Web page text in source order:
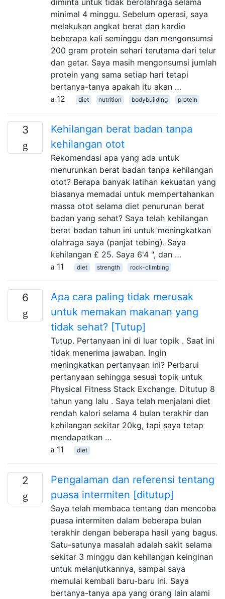
minimal 4 minggu. Sebelum operasi, saya
melakukan angkat berat dan kardio
beberapa kali seminggu dan mengonsumsi
200 gram protein sehari terutama dari telur
dan getar. Saya masih mengonsumsi jumlah
protein yang sama setiap hari tetapi
bertanya-tanya apakah itu akan …
12
diet nutrition bodybuilding protein
3
Kehilangan berat badan tanpa
kehilangan otot
Rekomendasi apa yang ada untuk
menurunkan berat badan tanpa kehilangan
otot? Berapa banyak latihan kekuatan yang
biasanya memadai untuk mempertahankan
massa otot selama diet penurunan berat
badan yang sehat? Saya telah kehilangan
berat badan tahun ini untuk meningkatkan
olahraga saya (panjat tebing). Saya
kehilangan £ 25. Saya 6'4 ", dan …
11
diet strength rock-climbing
6
Apa cara paling tidak merusak
untuk memakan makanan yang
tidak sehat? [Tutup]
Tutup. Pertanyaan ini di luar topik . Saat ini
tidak menerima jawaban. Ingin
meningkatkan pertanyaan ini? Perbarui
pertanyaan sehingga sesuai topik untuk
Physical Fitness Stack Exchange. Ditutup 8
tahun yang lalu . Saya telah menjalani diet
rendah kalori selama 4 bulan terakhir dan
kehilangan sekitar 20kg, tapi saya tetap
mendapatkan …
11
diet
2
Pengalaman dan referensi tentang
puasa intermiten [ditutup]
Saya telah membaca tentang dan mencoba
puasa intermiten dalam beberapa bulan
terakhir dengan beberapa hasil yang bagus.
Satu-satunya masalah adalah sakit selama
sekitar 3 minggu dan kehilangan keinginan
untuk melanjutkannya, sampai saya
memulai kembali baru-baru ini. Saya
bertanya-tanya apa yang orang lain alami